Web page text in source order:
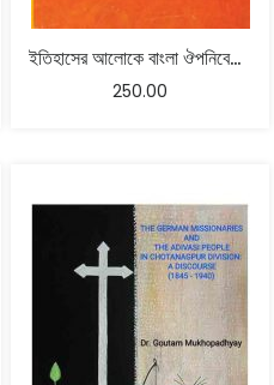
ইতিহাসের আলোকে বাংলা ঔপনিবেশিক ও ঔপনিবেশিকোত্তর পর্ব
250.00